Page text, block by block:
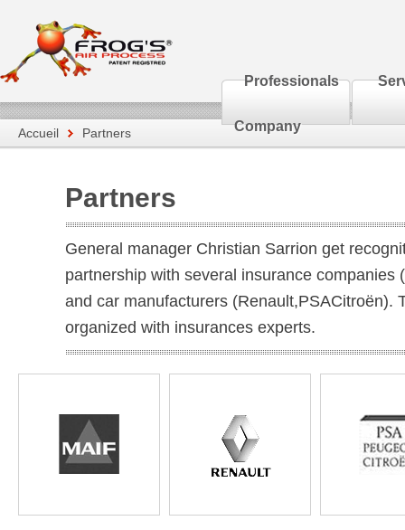
Professionals
Company
Accueil Partners
Partners
General manager Christian Sarrion get
partnership with several insurance companies
and car manufacturers (Renault,PSACitroën).
organized with insurances experts.